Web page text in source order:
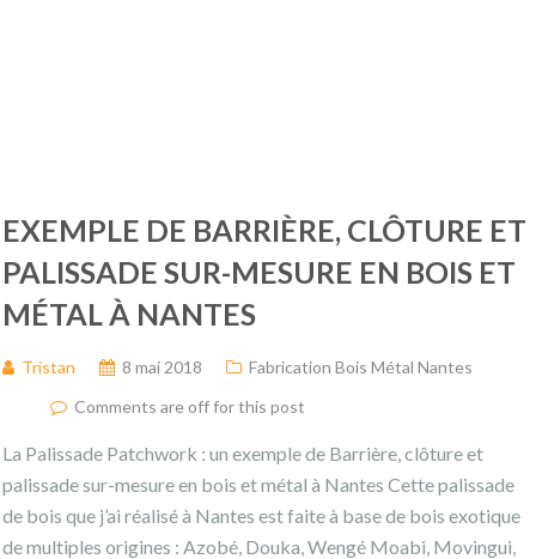
EXEMPLE DE BARRIÈRE, CLÔTURE ET
PALISSADE SUR-MESURE EN BOIS ET
MÉTAL À NANTES
Tristan 8 mai 2018
Fabrication Bois Métal Nantes
Comments are off for this post
La Palissade Patchwork : un exemple de Barrière, clôture et
palissade sur-mesure en bois et métal à Nantes Cette palissade
de bois que j’ai réalisé à Nantes est faite à base de bois exotique
de multiples origines : Azobé, Douka, Wengé Moabi, Movingui,